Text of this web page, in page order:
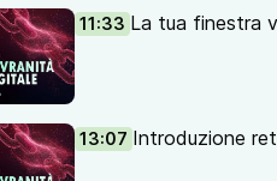
Abbiamo citato diversi nomi e
dedicato a questa puntata:
parte-1-con-turtlecute/
11:33 La tua finestra
13:07 Introduzione